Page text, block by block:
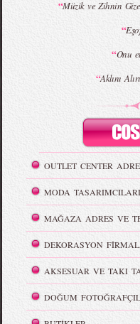
“Müzik ve Zihnin
“
“Onu
“Aklını
OUTLET CENTER
MODA TASARIMCILARI
MAĞAZA ADRES VE
DEKORASYON
AKSESUAR VE TAKI
DOĞUM